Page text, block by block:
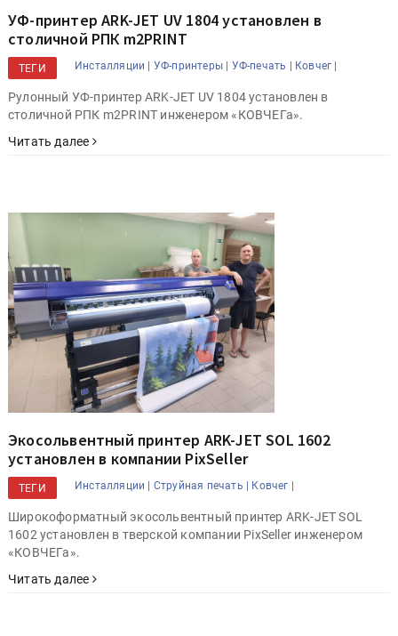
УФ-принтер ARK-JET UV 1804 установлен в
столичной РПК m2PRINT
ТЕГИ Инсталляции | УФ-принтеры | УФ-печать | Ковчег |
Рулонный УФ-принтер ARK-JET UV 1804 установлен в
столичной РПК m2PRINT инженером «КОВЧЕГа».
Читать далее
Экосольвентный принтер ARK-JET SOL 1602
установлен в компании PixSeller
ТЕГИ Инсталляции | Струйная печать | Ковчег |
Широкоформатный экосольвентный принтер ARK-JET SOL
1602 установлен в тверской компании PixSeller инженером
«КОВЧЕГа».
Читать далее